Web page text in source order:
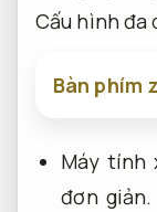
Cấu hình đa
Bàn phím
Máy tính
đơn giản.